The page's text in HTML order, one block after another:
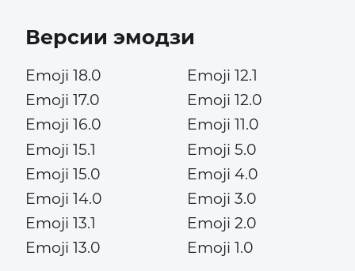
Версии эмодзи
Emoji 18.0
Emoji 17.0
Emoji 16.0
Emoji 15.1
Emoji 15.0
Emoji 14.0
Emoji 13.1
Emoji 13.0
Emoji 12.1
Emoji 12.0
Emoji 11.0
Emoji 5.0
Emoji 4.0
Emoji 3.0
Emoji 2.0
Emoji 1.0